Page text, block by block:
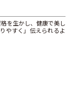
を生かし、健康で美し
やすく」伝えられるよ